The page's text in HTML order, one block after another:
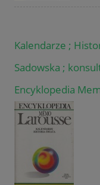
Kalendarze ;
Sadowska ;
Encyklopedia